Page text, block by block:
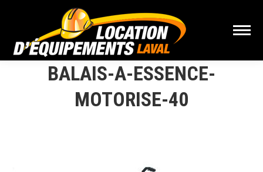
BALAIS-A-ESSENCE-
MOTORISE-40